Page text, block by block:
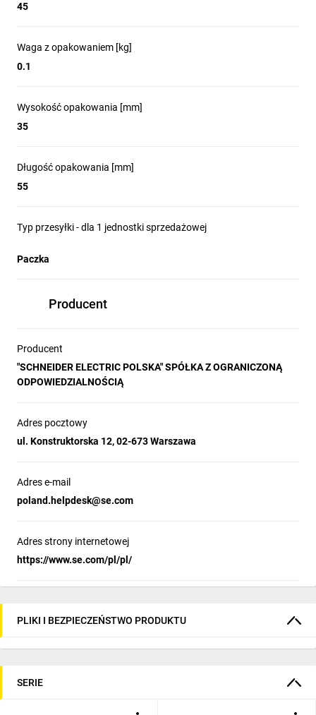
45
Waga z opakowaniem [kg]
0.1
Wysokość opakowania [mm]
35
Długość opakowania [mm]
55
Typ przesyłki - dla 1 jednostki sprzedażowej
Paczka
Producent
Producent
"SCHNEIDER ELECTRIC POLSKA" SPÓŁKA Z OGRANICZONĄ
ODPOWIEDZIALNOŚCIĄ
Adres pocztowy
ul. Konstruktorska 12, 02-673 Warszawa
Adres e-mail
poland.helpdesk@se.com
Adres strony internetowej
https://www.se.com/pl/pl/
PLIKI I BEZPIECZEŃSTWO PRODUKTU
SERIE